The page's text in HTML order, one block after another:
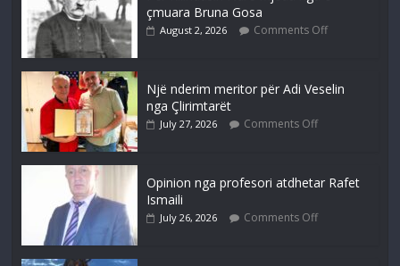
çmuara Bruna Gosa
August 2, 2026 Comments Off
Një nderim meritor për Adi Veselin
nga Çlirimtarët
July 27, 2026 Comments Off
Opinion nga profesori atdhetar Rafet
Ismaili
July 26, 2026 Comments Off